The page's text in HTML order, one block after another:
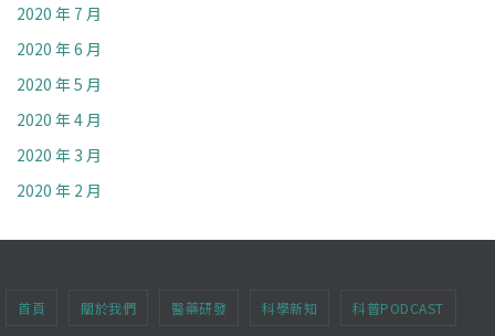
2020 年 7 月
2020 年 6 月
2020 年 5 月
2020 年 4 月
2020 年 3 月
2020 年 2 月
首頁 關於我們 醫藥研發 科學新知 科普PODCAST